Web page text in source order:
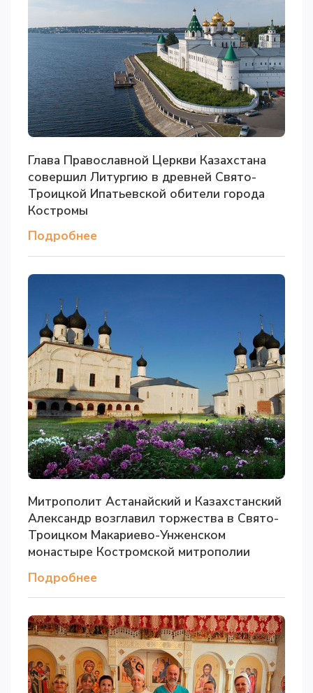
Глава Православной Церкви Казахстана
совершил Литургию в древней Свято-
Троицкой Ипатьевской обители города
Костромы
Подробнее
Митрополит Астанайский и Казахстанский
Александр возглавил торжества в Свято-
Троицком Макариево-Унженском
монастыре Костромской митрополии
Подробнее